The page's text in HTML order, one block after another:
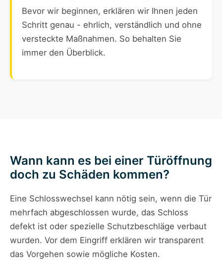
Bevor wir beginnen, erklären wir Ihnen jeden
Schritt genau - ehrlich, verständlich und ohne
versteckte Maßnahmen. So behalten Sie
immer den Überblick.
Wann kann es bei einer Türöffnung
doch zu Schäden kommen?
Eine Schlosswechsel kann nötig sein, wenn die Tür
mehrfach abgeschlossen wurde, das Schloss
defekt ist oder spezielle Schutzbeschläge verbaut
wurden. Vor dem Eingriff erklären wir transparent
das Vorgehen sowie mögliche Kosten.